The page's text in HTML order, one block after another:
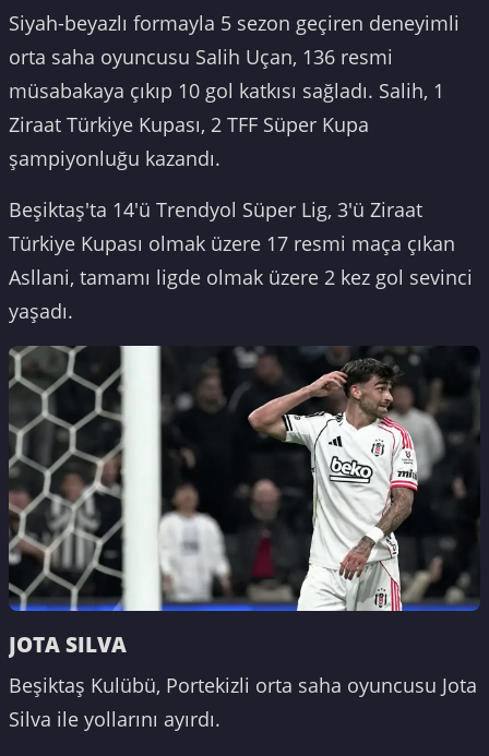
Siyah-beyazlı formayla 5 sezon geçiren deneyimli
orta saha oyuncusu Salih Uçan, 136 resmi
müsabakaya çıkıp 10 gol katkısı sağladı. Salih, 1
Ziraat Türkiye Kupası, 2 TFF Süper Kupa
şampiyonluğu kazandı.
Beşiktaş'ta 14'ü Trendyol Süper Lig, 3'ü Ziraat
Türkiye Kupası olmak üzere 17 resmi maça çıkan
Asllani, tamamı ligde olmak üzere 2 kez gol sevinci
yaşadı.
JOTA SILVA
Beşiktaş Kulübü, Portekizli orta saha oyuncusu Jota
Silva ile yollarını ayırdı.